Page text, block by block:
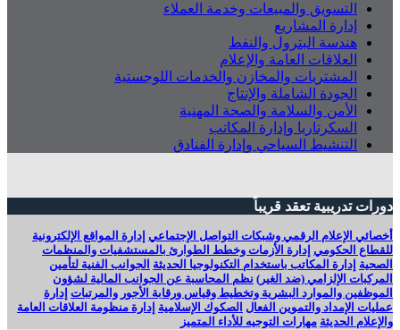
التسويق والمبيعات وخدمة العملاء
إدارة المشاريع
هندسة البترول والنفط
العلاقات العامة والإعلام
المشتريات والمخازن والخدمات اللوجستية
الجودة الشاملة والإنتاج
الأمن والسلامة والصحة المهنية
السكرتاريا وإدارة المكاتب
التنشيط السياحي وإدارة الفنادق
دورات تدريبية تعقد قريباً
أخصائي الإعلام الرقمي وشبكات التواصل الإجتماعي إدارة المواقع الإلكترونية
للقطاع الحكومي إدارة الأزمات وخطط الطوارئ بالمستشفيات والمنظمات
الصحية إدارة المكاتب باستخدام التكنولوجيا الحديثة الجوانب الفنية لتأمين
المركبات الإلزامي (ضد الغير) نظم المحاسبة عن الجوانب المالية لشؤون
الموظفين والموارد البشرية وتخطيط وقياس ورقابة الأجور والمرتبات
‬عمليات الإمداد والتموين الفعال الصكوك الإسلامية إدارة منظومة العلاقات العامة
والإعلام الحديثة مهارات التوجيه للأداء المتميز